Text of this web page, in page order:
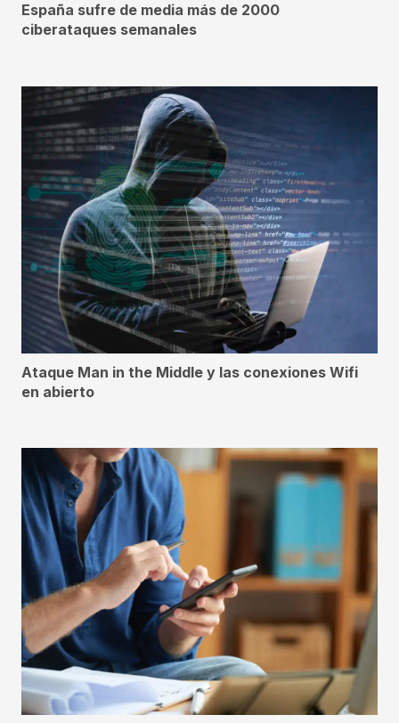
España sufre de media más de 2000
ciberataques semanales
Ataque Man in the Middle y las conexiones Wifi
en abierto